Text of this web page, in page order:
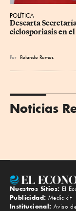
POLÍTICA
Descarta
ciclosporiasis en
Por Rolando Ramos
Noticias
Nuestros Sitios: El
Publicidad: Mediakit
Institucional: Aviso